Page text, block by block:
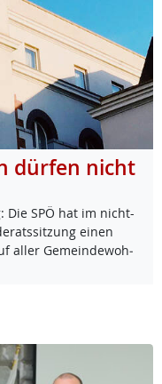
dürfen nicht
Die SPÖ hat im nicht-
ei­nen
al­ler Ge­mein­de­woh­